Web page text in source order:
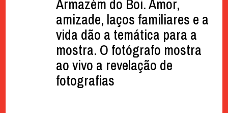
Armazém do Boi. Amor,
amizade, laços familiares e a
vida dão a temática para a
mostra. O fotógrafo mostra
ao vivo a revelação de
fotografias